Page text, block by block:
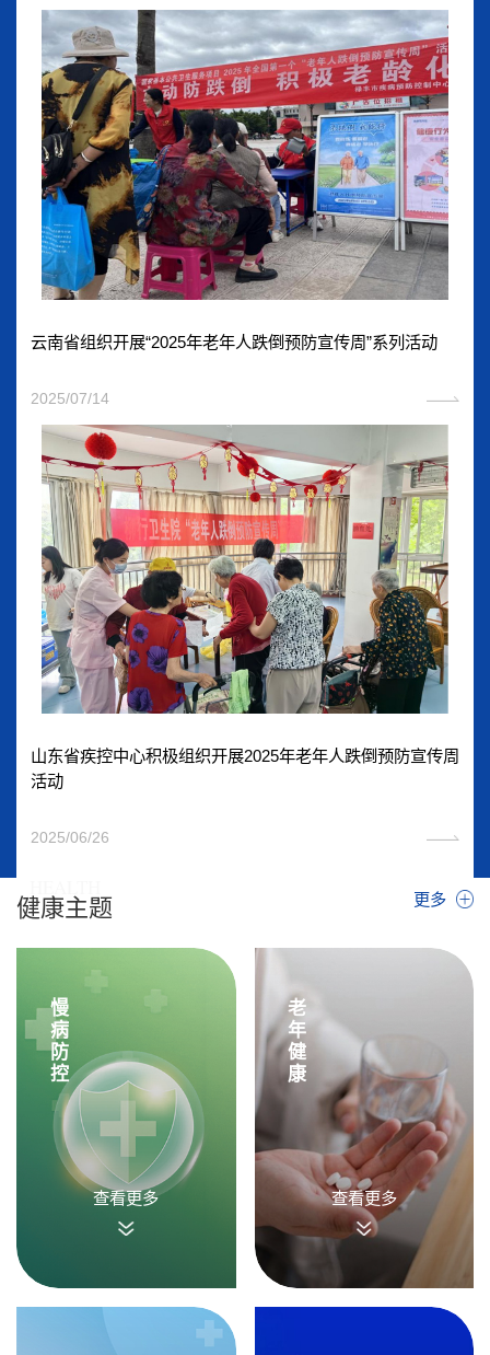
云南省组织开展“2025年老年人跌倒预防宣传周”系列活动
2025/07/14
山东省疾控中心积极组织开展2025年老年人跌倒预防宣传周
活动
2025/06/26
健康主题 更多
慢
病
防
控
查看更多
老
年
健
康
查看更多